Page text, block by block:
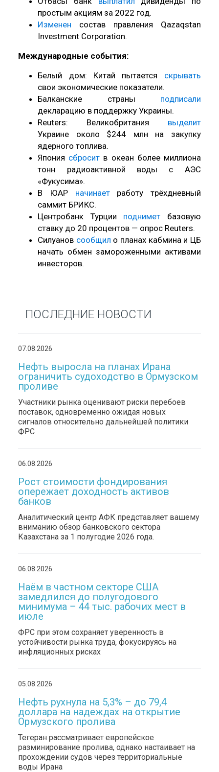
простым акциям за 2022 год.
Изменен состав правления Qazaqstan
Investment Corporation.
Международные события:
Белый дом: Китай пытается скрывать
свои экономические показатели.
Балканские страны подписали
декларацию в поддержку Украины.
Reuters: Великобритания выделит
Украине около $244 млн на закупку
ядерного топлива.
Япония сбросит в океан более миллиона
тонн радиоактивной воды с АЭС
«Фукусима».
В ЮАР начинаетработу трёхдневный
саммит БРИКС.
Центробанк Турции поднимет базовую
ставку до 20 процентов — опрос Reuters.
Силуанов сообщил о планах кабмина и ЦБ
начать обмен замороженными активами
инвесторов.
ПОСЛЕДНИЕ НОВОСТИ
07.08.2026
Нефть выросла на планах Ирана
ограничить судоходство в Ормузском
проливе
Участники рынка оценивают риски перебоев
поставок, одновременно ожидая новых
сигналов относительно дальнейшей политики
ФРС
06.08.2026
Рост стоимости фондирования
опережает доходность активов
банков
Аналитический центр АФК представляет вашему
вниманию обзор банковского сектора
Казахстана за 1 полугодие 2026 года.
06.08.2026
Наём в частном секторе США
замедлился до полугодового
минимума – 44 тыс. рабочих мест в
июле
ФРС при этом сохраняет уверенность в
устойчивости рынка труда, фокусируясь на
инфляционных рисках
05.08.2026
Нефть рухнула на 5,3% – до 79,4
доллара на надеждах на открытие
Ормузского пролива
Тегеран рассматривает европейское
разминирование пролива, однако настаивает на
прохождении судов через территориальные
воды Ирана